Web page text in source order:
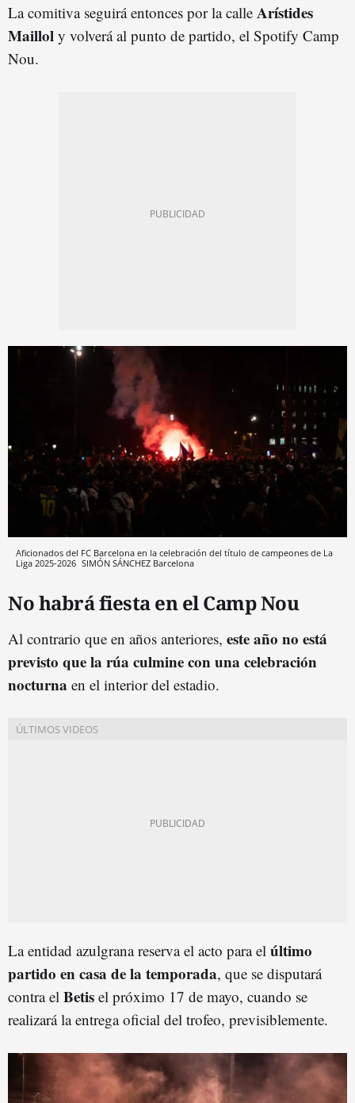
La comitiva seguirá entonces por la calle Arístides
Maillol y volverá al punto de partido, el Spotify Camp
Nou.
Aficionados del FC Barcelona en la celebración del título de campeones de La
Liga 2025-2026 SIMÓN SÁNCHEZ Barcelona
No habrá fiesta en el Camp Nou
Al contrario que en años anteriores, este año no está
previsto que la rúa culmine con una celebración
nocturna en el interior del estadio.
La entidad azulgrana reserva el acto para el último
partido en casa de la temporada, que se disputará
contra el Betis el próximo 17 de mayo, cuando se
realizará la entrega oficial del trofeo, previsiblemente.